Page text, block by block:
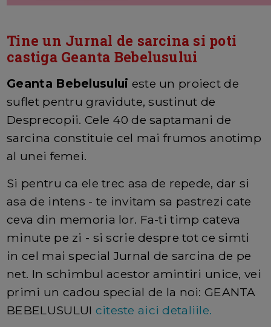
Tine un Jurnal de sarcina si poti
castiga Geanta Bebelusului
Geanta Bebelusului este un proiect de
suflet pentru gravidute, sustinut de
Desprecopii. Cele 40 de saptamani de
sarcina constituie cel mai frumos anotimp
al unei femei.
Si pentru ca ele trec asa de repede, dar si
asa de intens - te invitam sa pastrezi cate
ceva din memoria lor. Fa-ti timp cateva
minute pe zi - si scrie despre tot ce simti
in cel mai special Jurnal de sarcina de pe
net. In schimbul acestor amintiri unice, vei
primi un cadou special de la noi: GEANTA
BEBELUSULUI citeste aici detaliile.